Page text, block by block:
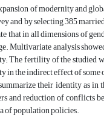
of modernity and
and by selecting 385
that in all dimensions of
Multivariate analysis
The fertility of the studied
in the indirect effect of
their identity as in
and reduction of conflicts
of population policies.